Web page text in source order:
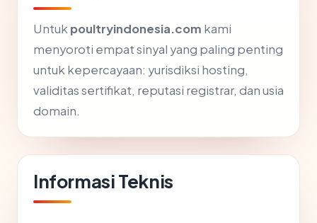
Untuk poultryindonesia.com kami
menyoroti empat sinyal yang paling penting
untuk kepercayaan: yurisdiksi hosting,
validitas sertifikat, reputasi registrar, dan usia
domain.
Informasi Teknis